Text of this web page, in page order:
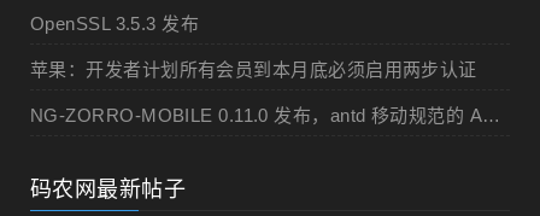
OpenSSL 3.5.3 发布
苹果：开发者计划所有会员到本月底必须启用两步认证
NG-ZORRO-MOBILE 0.11.0 发布，antd 移动规范的 Angular 实现
码农网最新帖子